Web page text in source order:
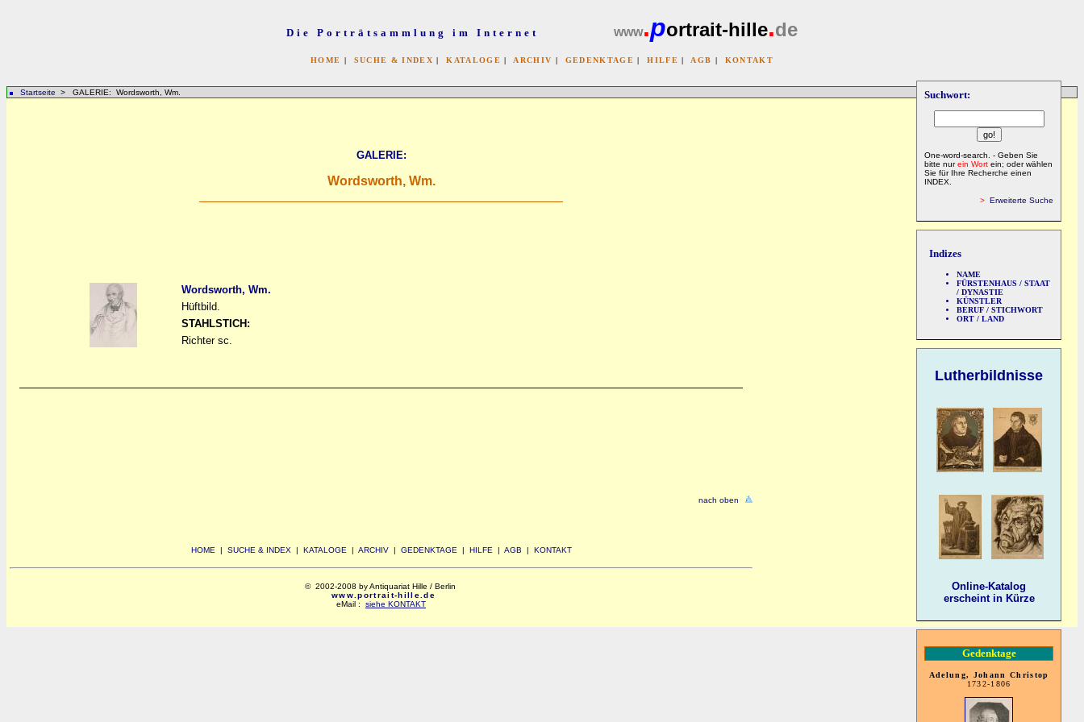
Die Porträtsammlung im Internet www.portrait-hille.de
HOME | SUCHE & INDEX |KATALOGE | ARCHIV | GEDENKTAGE |HILFE | AGB | KONTAKT
Suchwort:
One-word-search. - Geben Sie
bitte nurein Wort ein; oder wählen
Sie für Ihre Recherche einen
INDEX.
> Erweiterte Suche
Indizes
NAME
FÜRSTENHAUS / STAAT
/ DYNASTIE
KÜNSTLER
BERUF / STICHWORT
ORT / LAND
Lutherbildnisse
Online-Katalog
erscheint in Kürze
Gedenktage
Adelung, Johann Christop
1732-1806
Startseite > GALERIE: Wordsworth, Wm.
GALERIE:
Wordsworth, Wm.
Wordsworth, Wm.
Hüftbild.
STAHLSTICH:
Richter sc.
nach oben
HOME | SUCHE & INDEX | KATALOGE | ARCHIV| GEDENKTAGE | HILFE | AGB | KONTAKT
© 2002-2008 by Antiquariat Hille / Berlin
www.portrait-hille.de
eMail : siehe KONTAKT